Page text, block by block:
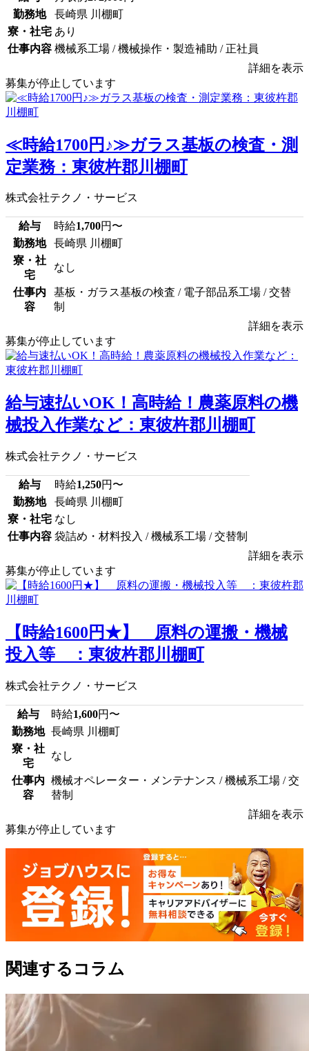
勤務地
長崎県 川棚町
寮・社宅 あり
仕事内容 機械系工場 / 機械操作・製造補助 / 正社員
詳細を表示
募集が停止しています
≪時給1700円♪≫ガラス基板の検査・測
定業務：東彼杵郡川棚町
株式会社テクノ・サービス
給与 時給1,700円〜
勤務地
長崎県 川棚町
寮・社
宅
なし
仕事内
容
基板・ガラス基板の検査 / 電子部品系工場 / 交替
制
詳細を表示
募集が停止しています
給与速払いOK！高時給！農薬原料の機
械投入作業など：東彼杵郡川棚町
株式会社テクノ・サービス
給与 時給1,250円〜
勤務地
長崎県 川棚町
寮・社宅 なし
仕事内容 袋詰め・材料投入 / 機械系工場 / 交替制
詳細を表示
募集が停止しています
【時給1600円★】 原料の運搬・機械
投入等 ：東彼杵郡川棚町
株式会社テクノ・サービス
給与 時給1,600円〜
勤務地 長崎県 川棚町
寮・社
宅
なし
仕事内
容
機械オペレーター・メンテナンス / 機械系工場 / 交
替制
詳細を表示
募集が停止しています
関連するコラム